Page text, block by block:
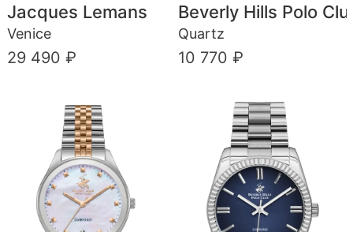
Jacques Lemans
Venice
29 490 ₽
Beverly Hills Polo
Quartz
10 770 ₽